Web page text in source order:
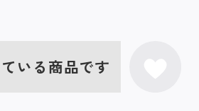
いる商品です